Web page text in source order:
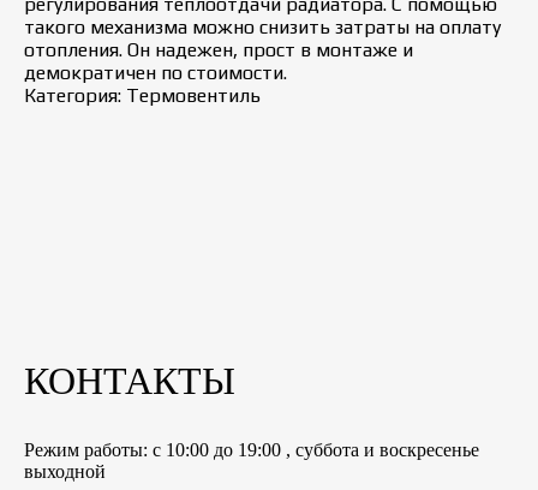
такого механизма можно снизить затраты на оплату
отопления. Он надежен, прост в монтаже и
демократичен по стоимости.
Категория: Термовентиль
КОНТАКТЫ
Режим работы: с 10:00 до 19:00 , суббота и воскресенье
выходной